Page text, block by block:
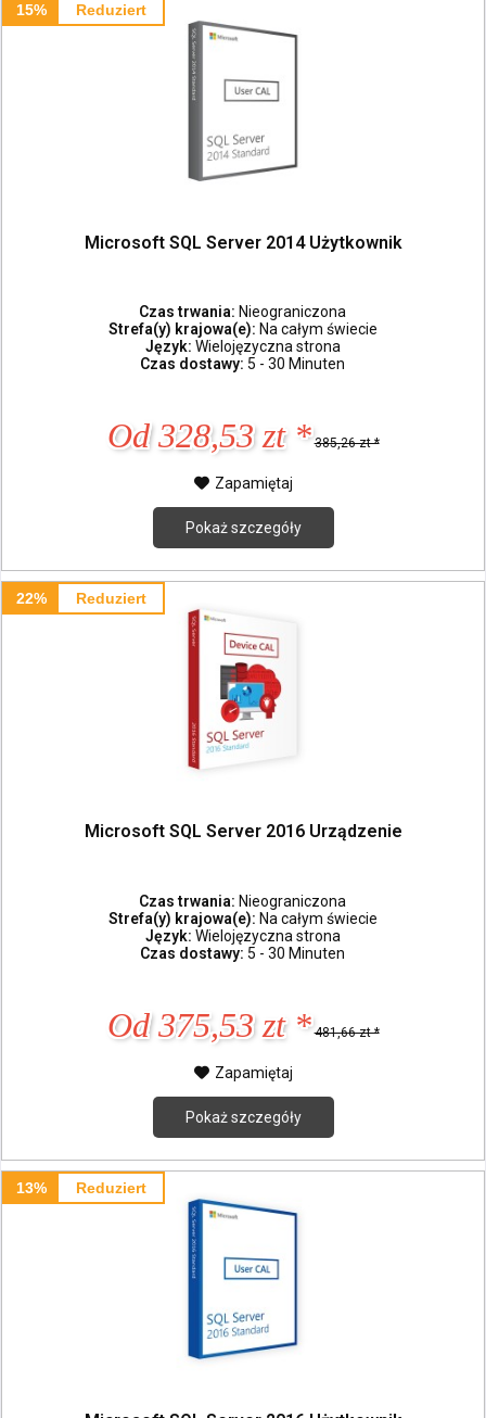
15% Reduziert
Microsoft SQL Server 2014 Użytkownik
Czas trwania: Nieograniczona
Strefa(y) krajowa(e): Na całym świecie
Język: Wielojęzyczna strona
Czas dostawy: 5 - 30 Minuten
Od 328,53 zt * 385,26 zt *
Zapamiętaj
Pokaż szczegóły
22% Reduziert
Microsoft SQL Server 2016 Urządzenie
Czas trwania: Nieograniczona
Strefa(y) krajowa(e): Na całym świecie
Język: Wielojęzyczna strona
Czas dostawy: 5 - 30 Minuten
Od 375,53 zt * 481,66 zt *
Zapamiętaj
Pokaż szczegóły
13% Reduziert